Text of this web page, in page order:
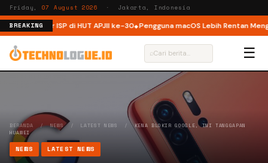
Friday, 07 August 2026 · Jakarta, Indonesia
BREAKINGISP di HUT APJII ke-30 Pengguna macOS Lebih Rentan
⌕ ☰
BERANDA /NEWS/ LATEST NEWS /KENA BLOKIR GOOGLE, INI TANGGAPAN
HUAWEI
NEWS LATEST NEWS